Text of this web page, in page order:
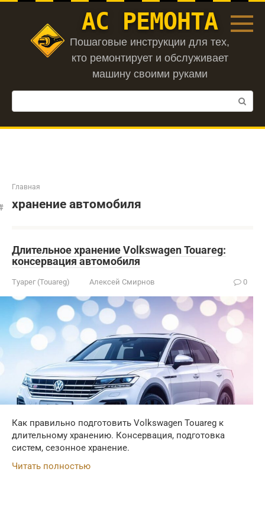
Перейти
АС РЕМОНТА
Пошаговые инструкции для тех,
кто ремонтирует и обслуживает
машину своими руками
Поиск:
Главная
хранение автомобиля
Длительное хранение Volkswagen Touareg:
консервация автомобиля
Туарег (Touareg) Алексей Смирнов 0
Как правильно подготовить Volkswagen Touareg к
длительному хранению. Консервация, подготовка
систем, сезонное хранение.
Читать полностью